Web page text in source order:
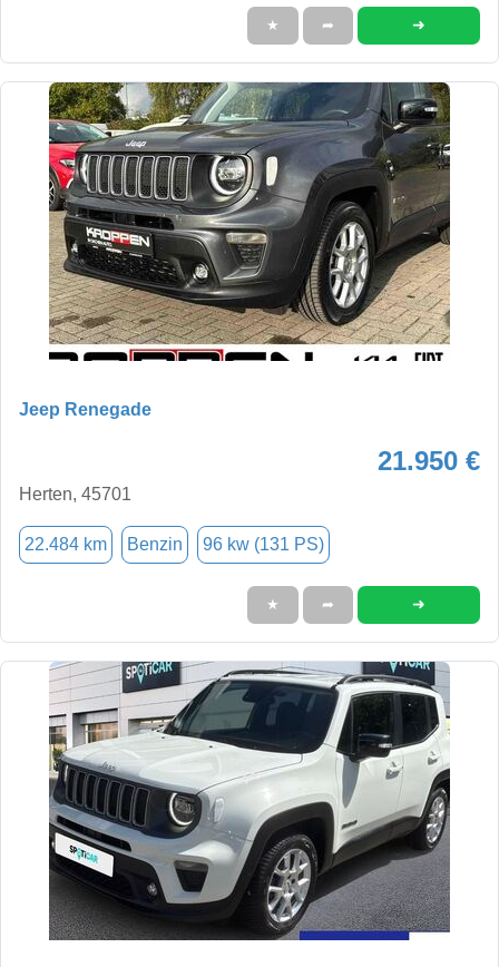
★ ➦ ➜
Jeep Renegade
21.950 €
Herten, 45701
22.484 km Benzin 96 kw (131 PS)
★ ➦ ➜